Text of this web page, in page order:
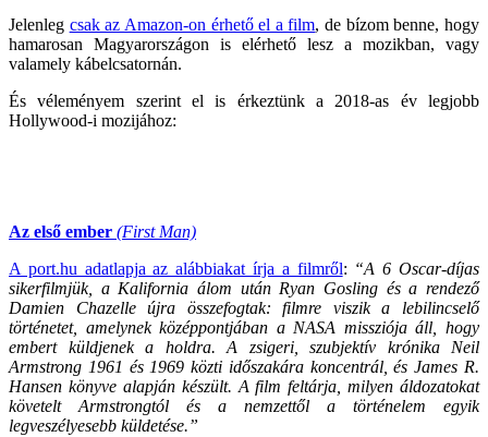
Jelenleg csak az Amazon-on érhető el a film, de bízom benne, hogy
hamarosan Magyarországon is elérhető lesz a mozikban, vagy
valamely kábelcsatornán.
És véleményem szerint el is érkeztünk a 2018-as év legjobb
Hollywood-i mozijához:
Az első ember (First Man)
A port.hu adatlapja az alábbiakat írja a filmről: “A 6 Oscar-díjas
sikerfilmjük, a Kalifornia álom után Ryan Gosling és a rendező
Damien Chazelle újra összefogtak: filmre viszik a lebilincselő
történetet, amelynek középpontjában a NASA missziója áll, hogy
embert küldjenek a holdra. A zsigeri, szubjektív krónika Neil
Armstrong 1961 és 1969 közti időszakára koncentrál, és James R.
Hansen könyve alapján készült. A film feltárja, milyen áldozatokat
követelt Armstrongtól és a nemzettől a történelem egyik
legveszélyesebb küldetése.”